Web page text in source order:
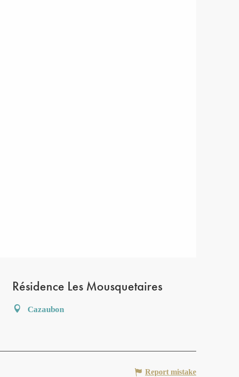
Résidence Les Mousquetaires
Cazaubon
Report mistake